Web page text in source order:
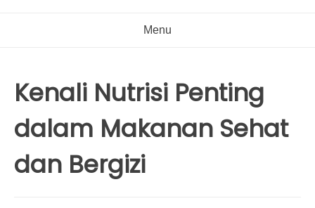
Menu
Kenali Nutrisi Penting
dalam Makanan Sehat
dan Bergizi